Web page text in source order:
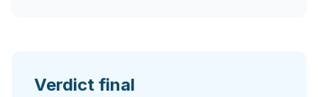
Verdict final